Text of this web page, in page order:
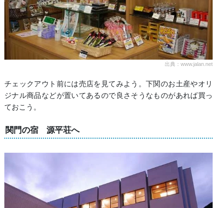
出典：www.jalan.net
チェックアウト前には売店を見てみよう。下関のお土産やオリ
ジナル商品などが置いてあるので良さそうなものがあれば買っ
ておこう。
関門の宿 源平荘へ